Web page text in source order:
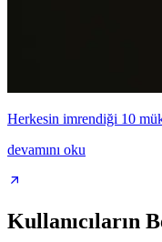
Herkesin imrendiği 10
devamını oku
Kullanıcıların